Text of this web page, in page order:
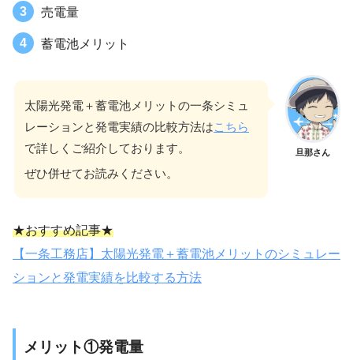
売電量
蓄電池メリット
旦那さん
太陽光発電＋蓄電池メリットの一条シミュ
レーションと発電実績の比較方法はこちら
で詳しくご紹介しております。
ぜひ併せてお読みください。
★おすすめ記事★
【一条工務店】太陽光発電＋蓄電池メリットのシミュレー
ションと発電実績を比較する方法
メリット①発電量